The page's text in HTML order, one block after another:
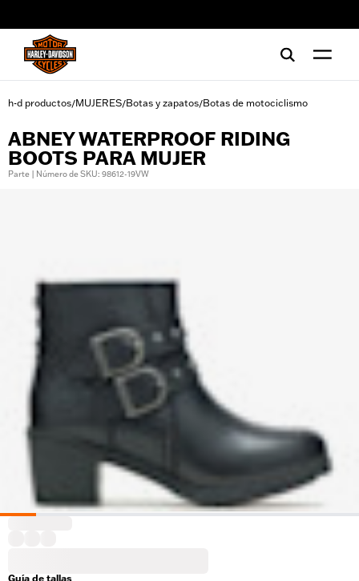
h-d productos/MUJERES/Botas y zapatos/Botas de motociclismo
ABNEY WATERPROOF RIDING
BOOTS PARA MUJER
Parte | Número de SKU: 98612-19VW
Guía de tallas